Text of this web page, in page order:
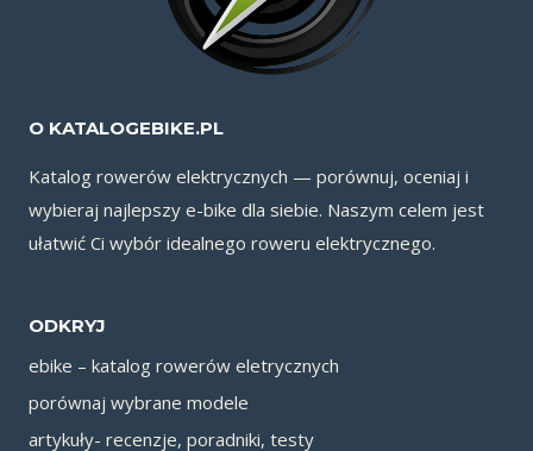
O KATALOGEBIKE.PL
Katalog rowerów elektrycznych — porównuj, oceniaj i
wybieraj najlepszy e-bike dla siebie. Naszym celem jest
ułatwić Ci wybór idealnego roweru elektrycznego.
ODKRYJ
ebike – katalog rowerów eletrycznych
porównaj wybrane modele
artykuły- recenzje, poradniki, testy